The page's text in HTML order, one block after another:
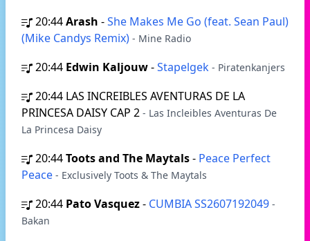
20:44Arash -She Makes Me Go (feat. Sean Paul)
(Mike Candys Remix) - Mine Radio
20:44 Edwin Kaljouw-Stapelgek - Piratenkanjers
20:44 LAS INCREIBLES AVENTURAS DE LA
PRINCESA DAISY CAP 2 - Las Incleibles Aventuras De
La Princesa Daisy
20:44Toots and The Maytals- Peace Perfect
Peace - Exclusively Toots & The Maytals
20:44 Pato Vasquez- CUMBIA SS2607192049 -
Bakan